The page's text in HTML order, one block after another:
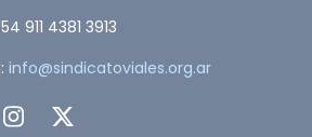
911 4381 3913
info@sindicatoviales.org.ar